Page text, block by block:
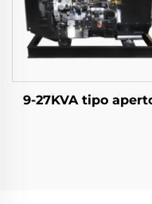
9-27KVA tipo